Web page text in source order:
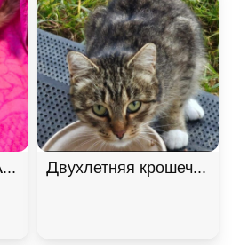
хочет домой! В дар!,
Двухлетняя крошечная